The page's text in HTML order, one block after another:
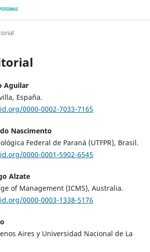
Aguilar
España.
0000-0002-7033-7165
Nascimento
Federal de Paraná (UTFPR), Brasil.
0000-0001-5902-6545
Alzate
of Management (ICMS), Australia.
0000-0003-1338-5176
Aires y Universidad Nacional de La